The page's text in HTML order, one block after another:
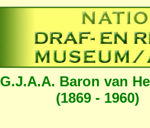
G.J.A.A. Baron van
(1869 - 1960)